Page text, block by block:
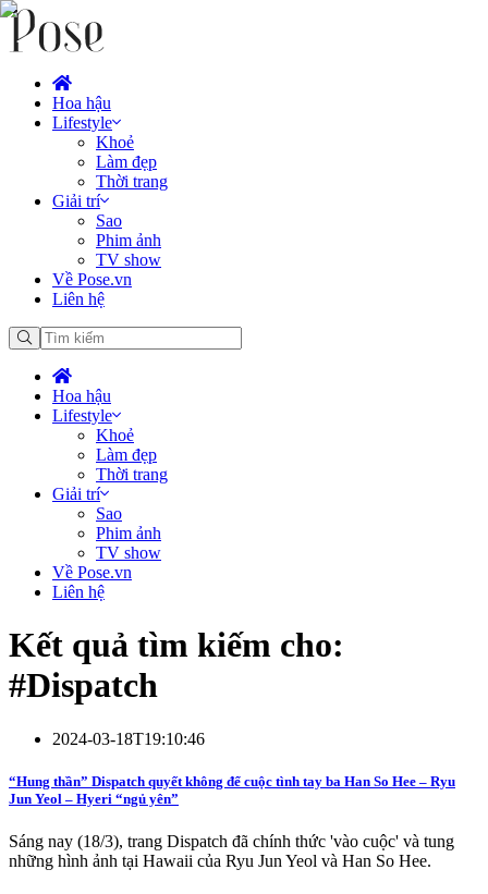
Hoa hậu
Lifestyle
Khoẻ
Làm đẹp
Thời trang
Giải trí
Sao
Phim ảnh
TV show
Về Pose.vn
Liên hệ
Hoa hậu
Lifestyle
Khoẻ
Làm đẹp
Thời trang
Giải trí
Sao
Phim ảnh
TV show
Về Pose.vn
Liên hệ
Kết quả tìm kiếm cho:
#Dispatch
2024-03-18T19:10:46
“Hung thần” Dispatch quyết không để cuộc tình tay ba Han So Hee – Ryu
Jun Yeol – Hyeri “ngủ yên”
Sáng nay (18/3), trang Dispatch đã chính thức 'vào cuộc' và tung
những hình ảnh tại Hawaii của Ryu Jun Yeol và Han So Hee.